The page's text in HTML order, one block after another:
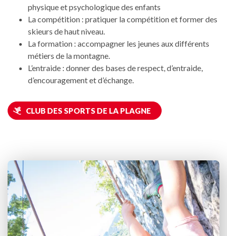
physique et psychologique des enfants
La compétition : pratiquer la compétition et former des
skieurs de haut niveau.
La formation : accompagner les jeunes aux différents
métiers de la montagne.
L’entraide : donner des bases de respect, d’entraide,
d’encouragement et d’échange.
CLUB DES SPORTS DE LA PLAGNE